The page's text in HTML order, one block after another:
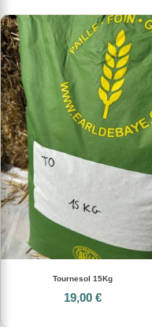
Tournesol 15Kg
19,00 €